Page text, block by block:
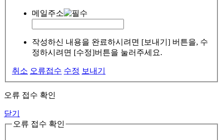
메일주소
작성하신 내용을 완료하시려면 [보내기] 버튼을, 수
정하시려면 [수정]버튼을 눌러주세요.
취소 오류접수 수정 보내기
오류 접수 확인
닫기
오류 접수 확인